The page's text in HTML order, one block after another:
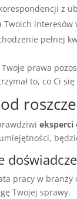
z
Twoich interesów
pełnej
prawa
to, co Ci się
eksperci
pracy w
Twojej sprawy.